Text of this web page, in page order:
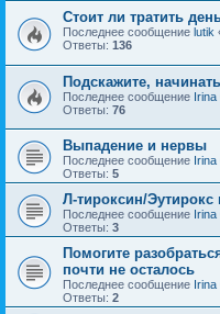
Стоит ли тратить
Последнее сообщение lutik
Ответы: 136
Подскажите,
Последнее сообщение Irina
Ответы: 76
Выпадение и нервы
Последнее сообщение Irina
Ответы: 5
Л-тироксин/
Последнее сообщение Irina
Ответы: 3
Помогите
почти не осталось
Последнее сообщение Irina
Ответы: 2